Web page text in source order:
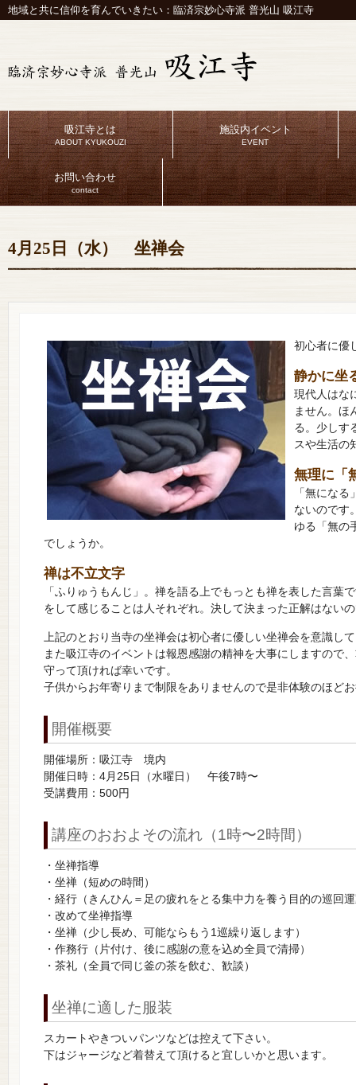
地域と共に信仰を育んでいきたい：臨済宗妙心寺派 普光山 吸江寺
吸江寺とは
ABOUT KYUKOUZI
施設内イベント
EVENT
お問い合わせ
contact
4月25日（水） 坐禅会
初心者に優
静かに坐
現代人はな
ません。ほ
る。少しす
スや生活の
無理に「
「無にな
ないのです
ゆる「無の
でしょうか。
禅は不立文字
「ふりゅうもんじ」。禅を語る上でもっとも禅を表した言
をして感じることは人それぞれ。決して決まった正解はない
上記のとおり当寺の坐禅会は初心者に優しい坐禅会を意識し
また吸江寺のイベントは報恩感謝の精神を大事にしますので
守って頂ければ幸いです。
子供からお年寄りまで制限をありませんので是非体験のほど
開催概要
開催場所：吸江寺 境内
開催日時：4月25日（水曜日） 午後7時〜
受講費用：500円
講座のおおよその流れ（1時〜2時間）
・坐禅指導
・坐禅（短めの時間）
・経行（きんひん＝足の疲れをとる集中力を養う目的の巡回
・改めて坐禅指導
・坐禅（少し長め、可能ならもう1巡繰り返します）
・作務行（片付け、後に感謝の意を込め全員で清掃）
・茶礼（全員で同じ釜の茶を飲む、歓談）
坐禅に適した服装
スカートやきついパンツなどは控えて下さい。
下はジャージなど着替えて頂けると宜しいかと思います。